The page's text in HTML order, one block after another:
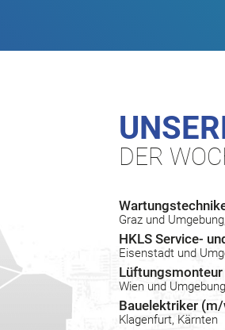
DER
Graz und
Eisenstadt und
Wien und
Bauelektriker
Klagenfurt, Kärnten